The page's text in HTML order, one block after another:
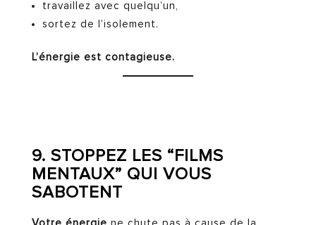
travaillez avec quelqu’un,
sortez de l’isolement.
L’énergie est contagieuse.
9. STOPPEZ LES “FILMS
MENTAUX” QUI VOUS
SABOTENT